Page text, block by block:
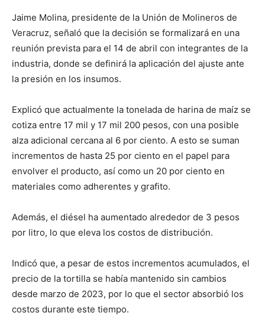
Jaime Molina, presidente de la Unión de Molineros de
Veracruz, señaló que la decisión se formalizará en una
reunión prevista para el 14 de abril con integrantes de la
industria, donde se definirá la aplicación del ajuste ante
la presión en los insumos.
Explicó que actualmente la tonelada de harina de maíz se
cotiza entre 17 mil y 17 mil 200 pesos, con una posible
alza adicional cercana al 6 por ciento. A esto se suman
incrementos de hasta 25 por ciento en el papel para
envolver el producto, así como un 20 por ciento en
materiales como adherentes y grafito.
Además, el diésel ha aumentado alrededor de 3 pesos
por litro, lo que eleva los costos de distribución.
Indicó que, a pesar de estos incrementos acumulados, el
precio de la tortilla se había mantenido sin cambios
desde marzo de 2023, por lo que el sector absorbió los
costos durante este tiempo.